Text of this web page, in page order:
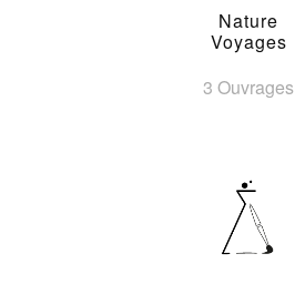
Nature
Voyages
3 Ouvrages